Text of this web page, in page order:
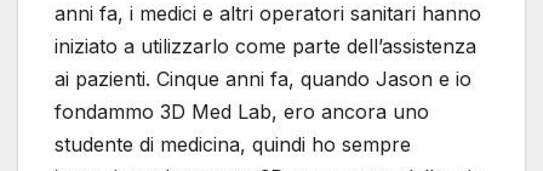
anni fa, i medici e altri operatori sanitari hanno
iniziato a utilizzarlo come parte dell’assistenza
ai pazienti. Cinque anni fa, quando Jason e io
fondammo 3D Med Lab, ero ancora uno
studente di medicina, quindi ho sempre